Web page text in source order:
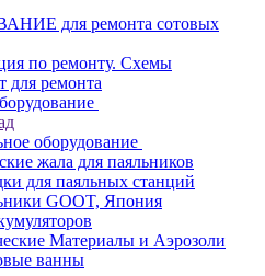
для ремонта сотовых
по ремонту. Схемы
для ремонта
оборудование
жала для паяльников
для паяльных станций
GOOT, Япония
Материалы и Аэрозоли
ванны